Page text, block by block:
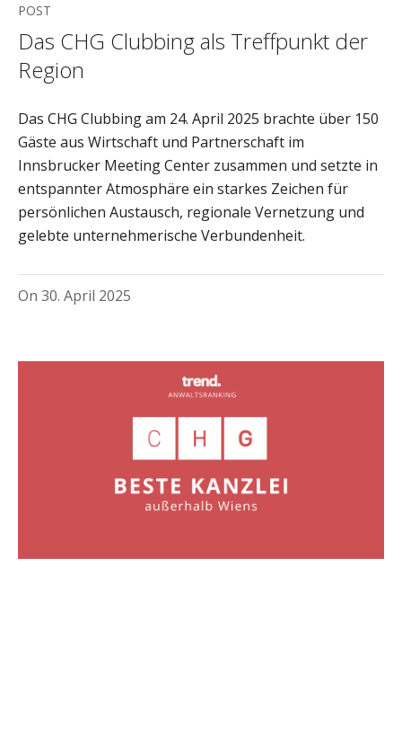
POST
Das CHG Clubbing als Treffpunkt der
Region
Das CHG Clubbing am 24. April 2025 brachte über 150
Gäste aus Wirtschaft und Partnerschaft im
Innsbrucker Meeting Center zusammen und setzte in
entspannter Atmosphäre ein starkes Zeichen für
persönlichen Austausch, regionale Vernetzung und
gelebte unternehmerische Verbundenheit.
On 30. April 2025